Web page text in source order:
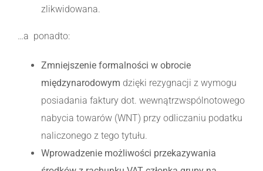
zlikwidowana.
…a ponadto:
Zmniejszenie formalności w obrocie
międzynarodowym dzięki rezygnacji z wymogu
posiadania faktury dot. wewnątrzwspólnotowego
nabycia towarów (WNT) przy odliczaniu podatku
naliczonego z tego tytułu.
Wprowadzenie możliwości przekazywania